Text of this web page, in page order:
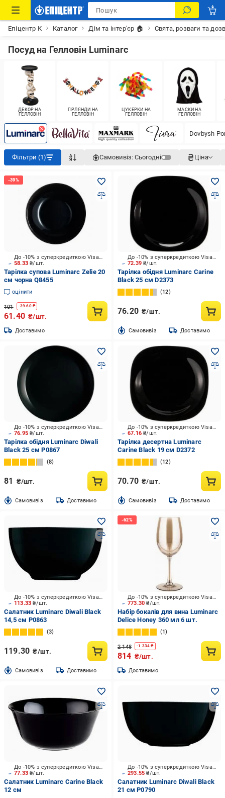
Епіцентр К Каталог Дім та інтер'єр 🏠 Свята, розваги та
Посуд на Гелловін Luminarc
ДЕКОР НА
ГЕЛЛОВІН
ГІРЛЯНДИ НА
ГЕЛЛОВІН
ЦУКЕРКИ НА
ГЕЛЛОВІН
МАСКИ НА
ГЕЛЛОВІН
Dovbysh
Фільтри (1) Самовивіз: Сьогодні Ціна
58.33₴/шт.
До -10% з суперкредиткою Visa Вигода
Тарілка супова Luminarc Zelie 20
см чорна Q8455
оцінити
101 -39.60₴
61.40 ₴/шт.
Доставимо
72.39₴/шт.
До -10% з суперкредиткою Visa Вигода
Тарілка обідня Luminarc Carine
Black 25 см D2373
12
76.20 ₴/шт.
Cамовивіз Доставимо
76.95₴/шт.
До -10% з суперкредиткою Visa Вигода
Тарілка обідня Luminarc Diwali
Black 25 см P0867
8
81 ₴/шт.
Cамовивіз Доставимо
67.16₴/шт.
До -10% з суперкредиткою Visa Вигода
Тарілка десертна Luminarc
Carine Black 19 см D2372
12
70.70 ₴/шт.
Cамовивіз Доставимо
113.33₴/шт.
До -10% з суперкредиткою Visa Вигода
Салатник Luminarc Diwali Black
14,5 см P0863
3
119.30 ₴/шт.
Cамовивіз Доставимо
773.30₴/шт.
До -10% з суперкредиткою Visa Вигода
Набір бокалів для вина Luminarc
Delice Honey 360 мл 6 шт.
1
2 148 -1 334 ₴
814 ₴/шт.
Доставимо
77.33₴/шт.
До -10% з суперкредиткою Visa Вигода
Салатник Luminarc Carine Black
12 см
293.55₴/шт.
До -10% з суперкредиткою Visa Вигода
Салатник Luminarc Diwali Black
21 см P0790